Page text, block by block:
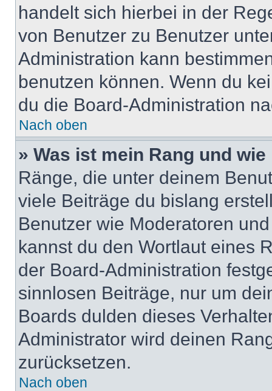
handelt sich hierbei in der
von Benutzer zu Benutzer
Administration kann
benutzen können. Wenn du
du die Board-Administration
Nach oben
» Was ist mein Rang und
Ränge, die unter deinem
viele Beiträge du bislang
Benutzer wie Moderatoren
kannst du den Wortlaut eines
der Board-Administration
sinnlosen Beiträge, nur um
Boards dulden dieses
Administrator wird deinen
zurücksetzen.
Nach oben